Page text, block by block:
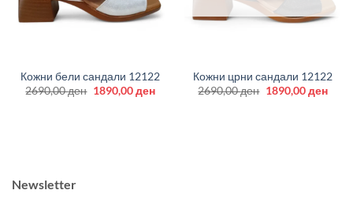
Кожни бели сандали 12122
2690,00ден Original
1890,00денCurrent
Кожни црни сандали 12122
2690,00ден Original
1890,00ден
Newsletter